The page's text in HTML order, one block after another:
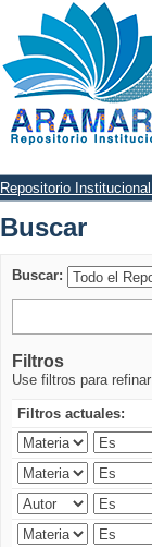
Buscar
Repositorio
Buscar
Buscar:
Filtros
Use filtros para
Filtros actuales: